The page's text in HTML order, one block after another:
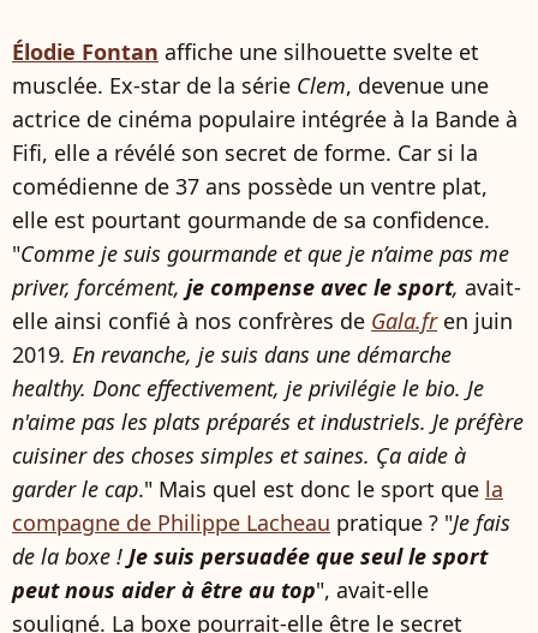
Élodie Fontan affiche une silhouette svelte et
musclée. Ex-star de la série Clem, devenue une
actrice de cinéma populaire intégrée à la Bande à
Fifi, elle a révélé son secret de forme. Car si la
comédienne de 37 ans possède un ventre plat,
elle est pourtant gourmande de sa confidence.
"Comme je suis gourmande et que je n’aime pas me
priver, forcément, je compense avec le sport, avait-
elle ainsi confié à nos confrères de Gala.fr en juin
2019. En revanche, je suis dans une démarche
healthy. Donc effectivement, je privilégie le bio. Je
n'aime pas les plats préparés et industriels. Je préfère
cuisiner des choses simples et saines. Ça aide à
garder le cap." Mais quel est donc le sport que la
compagne de Philippe Lacheau pratique ? "Je fais
de la boxe ! Je suis persuadée que seul le sport
peut nous aider à être au top", avait-elle
souligné. La boxe pourrait-elle être le secret